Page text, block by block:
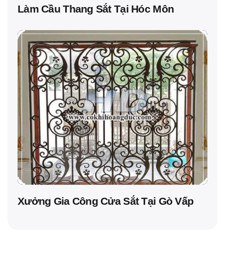
Làm Cầu Thang Sắt Tại Hóc Môn
Xưởng Gia Công Cửa Sắt Tại Gò Vấp